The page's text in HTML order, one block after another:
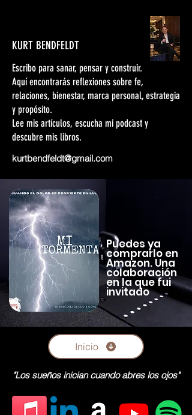
KURT BENDFELDT
Escribo para sanar, pensar y construir.
Aquí encontrarás reflexiones sobre fe,
relaciones, bienestar, marca personal, estrategia
y propósito.
Lee mis artículos, escucha mi podcast y
descubre mis libros.
kurtbendfeldt@gmail.com
Puedes ya
comprarlo en
Amazon. Una
colaboración
en la que fui
invitado
Inicio
"Los sueños inician cuando abres los ojos"